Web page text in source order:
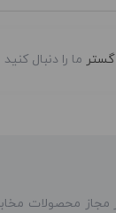
ما را دنبال کنید